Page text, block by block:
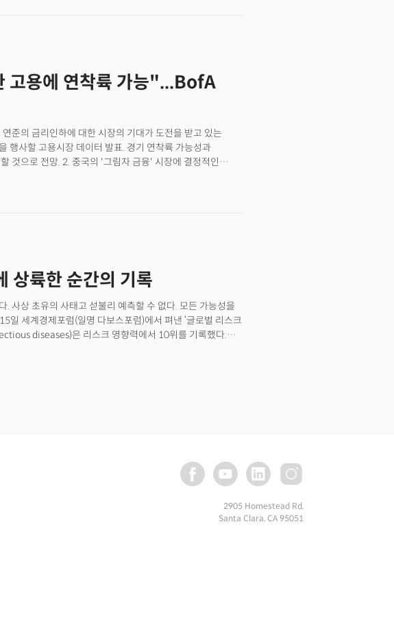
동안 2% 이상 하락하지 않는 기록을 세웠다. 에너지
해 하락세를 이어갔다. 금 가격은 하락세를 보였다.🤖 이
고용에 연착륙 가능"...BofA
준의 금리인하에 대한 시장의 기대가 도전을 받고 있는
행사할 고용시장 데이터 발표. 경기 연착륙 가능성과
것으로 전망. 2. 중국의 '그림자 금융' 시장에 결정적인
재 총 4,200억~4,600억 위안(644억 달러)의 부채로 중국 내
관이 연착륙에 대한 기대를 밝히며 상승 마감. (다우
국채 수익률은 4.05%로 상승. 경기 회복에 대한 기대가
축소. 달러는 고용데이터 이후 상승 전환. 국제유가는
에 대한 기대가 겹치며 급등. 크루드유는 배럴당 73달러로
러로 0.72% 상승. 금은 달러 강세에 밀리며 소폭 하락.
폭 상승.
상륙한 순간의 기록
. 사상 초유의 사태고 섣불리 예측할 수 없다. 모든 가능성을
일 세계경제포럼(일명 다보스포럼)에서 펴낸 ‘글로벌 리스크
diseases)은 리스크 영향력에서 10위를 기록했다.
올라갔을 것이다. 오는 10년, 2020년대는 '리스크의
2905 Homestead Rd,
Santa Clara, CA 95051